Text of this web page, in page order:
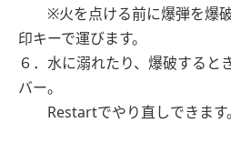
※火を点ける前に爆弾を爆破
印キーで運びます。
６．水に溺れたり、爆破すると
バー。
Restartでやり直しできます。